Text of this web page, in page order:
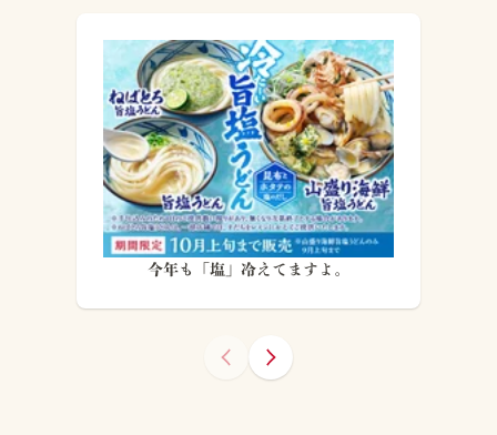
今年も「塩」冷えてますよ。